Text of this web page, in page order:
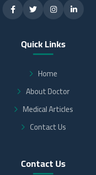
Quick Links
Home
About Doctor
Medical Articles
Contact Us
Contact Us